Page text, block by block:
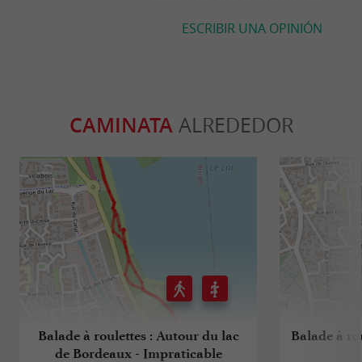
ESCRIBIR UNA OPINIÓN
CAMINATAALREDEDOR
Balade à roulettes : Autour du lac
de Bordeaux - Impraticable
Balade à